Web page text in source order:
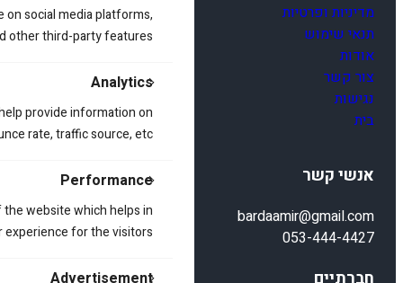
social media platforms,
other third-party features.
Analytics
provide information on
rate, traffic source, etc.
Performance
website which helps in
for the visitors.
Advertisement
מדיניות ופרטיות
תנאי שימוש
אודות
צור קשר
נגישות
בית
אנשי קשר
bardaamir@gmail.com
053-444-4427